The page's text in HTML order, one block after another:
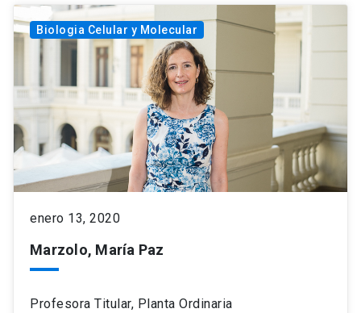
Biologia Celular y Molecular
enero 13, 2020
Marzolo, María Paz
Profesora Titular, Planta Ordinaria